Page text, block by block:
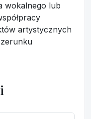
wokalnego lub
artystycznych